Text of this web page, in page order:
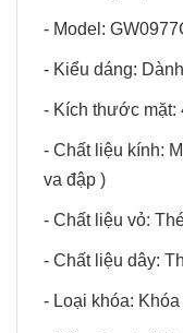
- Model:
- Kiểu dáng:
- Kích thước mặt:
- Chất liệu kính:
va đập )
- Chất liệu vỏ:
- Chất liệu dây:
- Loại khóa: Khóa